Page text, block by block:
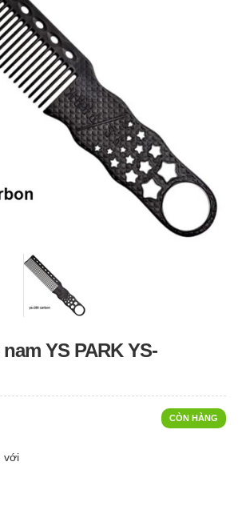
YS PARK YS-
CÒN HÀNG
với